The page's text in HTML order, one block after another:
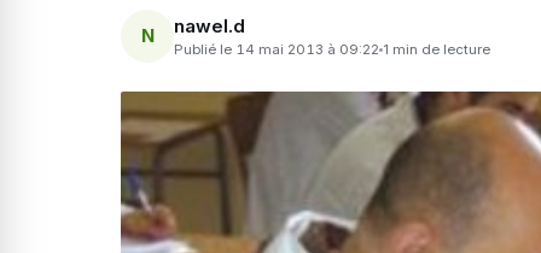
N nawel.d
Publié le 14 mai 2013 à 09:22 1 min de lecture